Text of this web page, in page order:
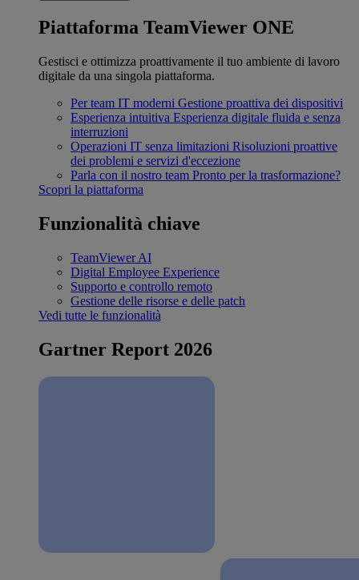
Piattaforma TeamViewer ONE
Gestisci e ottimizza proattivamente il tuo ambiente di lavoro
digitale da una singola piattaforma.
Per team IT moderni Gestione proattiva dei dispositivi
Esperienza intuitiva Esperienza digitale fluida e senza
interruzioni
Operazioni IT senza limitazioni Risoluzioni proattive
dei problemi e servizi d'eccezione
Parla con il nostro team Pronto per la trasformazione?
Scopri la piattaforma
Funzionalità chiave
TeamViewer AI
Digital Employee Experience
Supporto e controllo remoto
Gestione delle risorse e delle patch
Vedi tutte le funzionalità
Gartner Report 2026